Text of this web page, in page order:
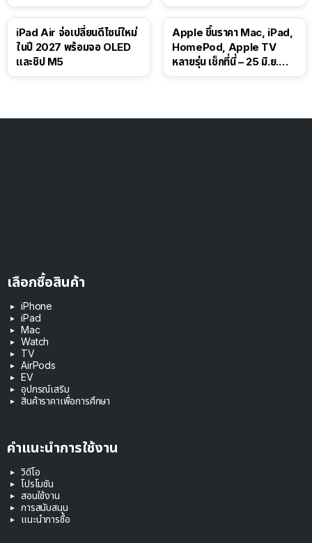
iPad Air จ่อเปลี่ยนดีไซน์ใหม่
ในปี 2027 พร้อมจอ OLED
และชิป M5
Apple ขึ้นราคา Mac, iPad,
HomePod, Apple TV
หลายรุ่น เช็กที่นี่ – 25 มิ.ย.
เลือกซื้อสินค้า
iPhone
iPad
Mac
Watch
TV
AirPods
EV
อุปกรณ์เสริม
สินค้าราคาเพื่อการศึกษา
คำแนะนำการใช้งาน
วิดีโอ
โปรโมชัน
สอนใช้งาน
การสนับสนุน
แนะนำการซื้อ